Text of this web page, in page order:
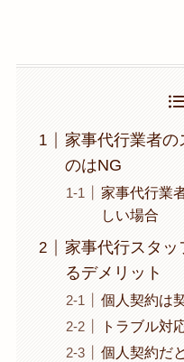
家事代行業者の
のはNG
家事代行業
しい場合
家事代行スタ
るデメリット
個人契約は
トラブル対
個人契約だ